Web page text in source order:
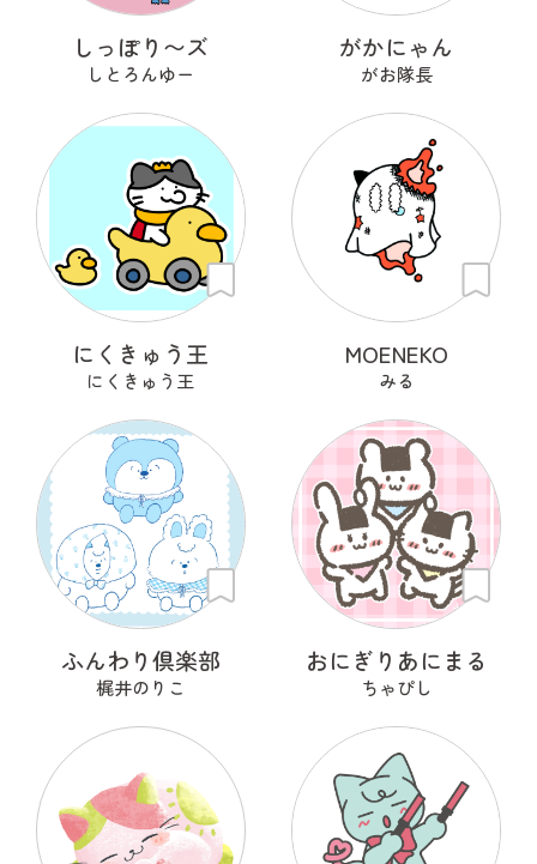
しっぽり〜ズ
しとろんゆー
がかにゃん
がお隊長
にくきゅう王
にくきゅう王
MOENEKO
みる
ふんわり倶楽部
梶井のりこ
おにぎりあにまる
ちゃぴし